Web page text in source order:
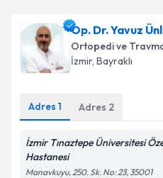
Op. Dr. Sedat Göçen
oluşturun. Size bu
takvim hazırlandığında
Kişisel verilerimin
Metni'ni okudum ve
Op. Dr. Yavuz
Ortopedi ve
İzmir, Bayraklı
Adres 1 Adres 2
İzmir Tınaztepe Üniversitesi
Hastanesi
Manavkuyu, 250. Sk. No: 23, 35001